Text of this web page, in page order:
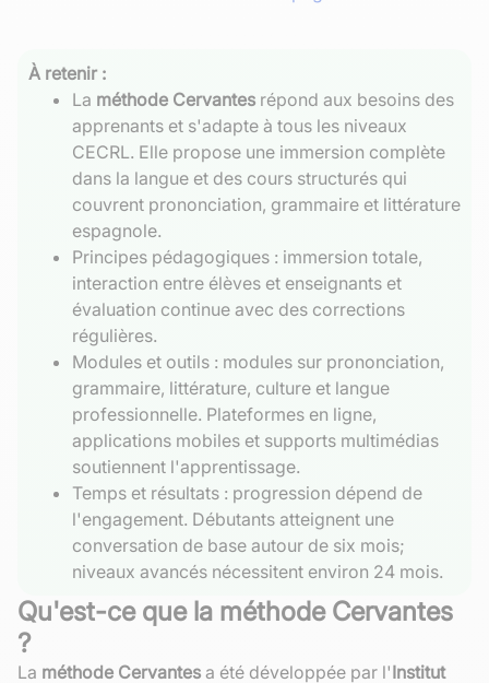
À retenir :
La méthode Cervantes répond aux besoins des
apprenants et s'adapte à tous les niveaux
CECRL. Elle propose une immersion complète
dans la langue et des cours structurés qui
couvrent prononciation, grammaire et littérature
espagnole.
Principes pédagogiques : immersion totale,
interaction entre élèves et enseignants et
évaluation continue avec des corrections
régulières.
Modules et outils : modules sur prononciation,
grammaire, littérature, culture et langue
professionnelle. Plateformes en ligne,
applications mobiles et supports multimédias
soutiennent l'apprentissage.
Temps et résultats : progression dépend de
l'engagement. Débutants atteignent une
conversation de base autour de six mois;
niveaux avancés nécessitent environ 24 mois.
Qu'est-ce que la méthode Cervantes
?
La méthode Cervantes a été développée par l'Institut